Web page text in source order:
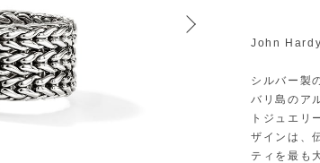
John Hardy
シルバー製
バリ島のア
トジュエリ
ザインは、
ティを最も